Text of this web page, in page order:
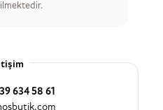
634 58 61